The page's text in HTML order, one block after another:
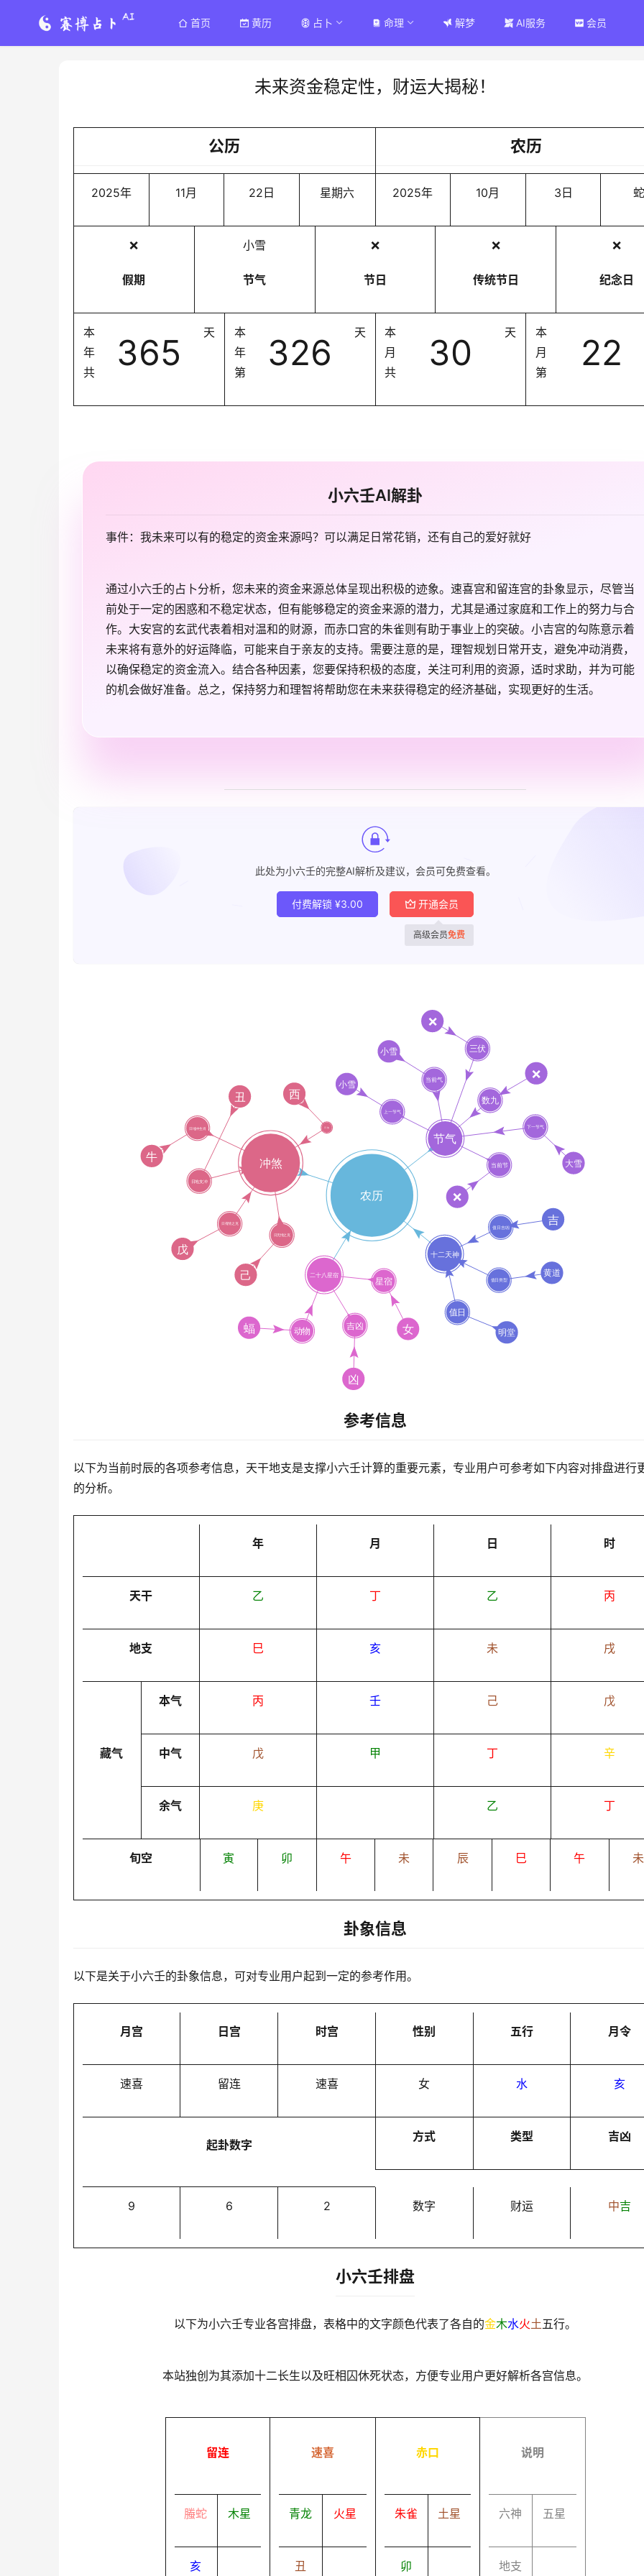
首页 黄历 占卜 命理 解梦 AI服务 会员
未来资金稳定性，财运大揭秘！
公历
2025年 11月 22日 星期六
农历
2025年 10月 3日 蛇
❌
假期
小雪
节气
❌
节日
❌
传统节日
❌
纪念日
本
年
共
365 天
本
年
第
326 天
本
月
共
30 天
本
月
第
22
小六壬AI解卦
事件：我未来可以有的稳定的资金来源吗？可以满足日常花销，还有自己的爱好就好
通过小六壬的占卜分析，您未来的资金来源总体呈现出积极的迹象。速喜宫和留连宫的卦象显示，尽管当
前处于一定的困惑和不稳定状态，但有能够稳定的资金来源的潜力，尤其是通过家庭和工作上的努力与合
作。大安宫的玄武代表着相对温和的财源，而赤口宫的朱雀则有助于事业上的突破。小吉宫的勾陈意示着
未来将有意外的好运降临，可能来自于亲友的支持。需要注意的是，理智规划日常开支，避免冲动消费，
以确保稳定的资金流入。结合各种因素，您要保持积极的态度，关注可利用的资源，适时求助，并为可能
的机会做好准备。总之，保持努力和理智将帮助您在未来获得稳定的经济基础，实现更好的生活。
此处为小六壬的完整AI解析及建议，会员可免费查看。
付费解锁 ¥3.00 开通会员
高级会员免费
参考信息
以下为当前时辰的各项参考信息，天干地支是支撑小六壬计算的重要元素，专业用户可参考如下内容对排盘进行
的分析。
年 月 日 时
天干 乙 丁 乙 丙
地支 巳 亥 未 戌
本气 丙 壬 己 戊
藏气 中气 戊 甲 丁 辛
余气 庚 乙 丁
旬空 寅 卯 午 未 辰 巳 午 未
卦象信息
以下是关于小六壬的卦象信息，可对专业用户起到一定的参考作用。
月宫 日宫 时宫 性别 五行 月令
速喜 留连 速喜 女 水 亥
起卦数字
方式 类型 吉凶
9 6 2 数字 财运 中吉
小六壬排盘
以下为小六壬专业各宫排盘，表格中的文字颜色代表了各自的金木水火土五行。
本站独创为其添加十二长生以及旺相囚休死状态，方便专业用户更好解析各宫信息。
留连
螣蛇 木星
亥
速喜
青龙 火星
丑
赤口
朱雀 土星
卯
说明
六神 五星
地支